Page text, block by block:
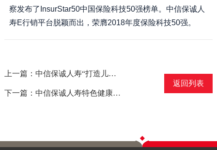
察发布了InsurStar50中国保险科技50强榜单。中信保诚人
寿E行销平台脱颖而出，荣膺2018年度保险科技50强。
上一篇：中信保诚人寿“打造儿童少年安全品牌”被授予“巾帼建功先进集体”荣誉称号项目组
下一篇：中信保诚人寿特色健康管理服务“聆听心语”荣获“最佳保险健康管理创新奖”
返回列表